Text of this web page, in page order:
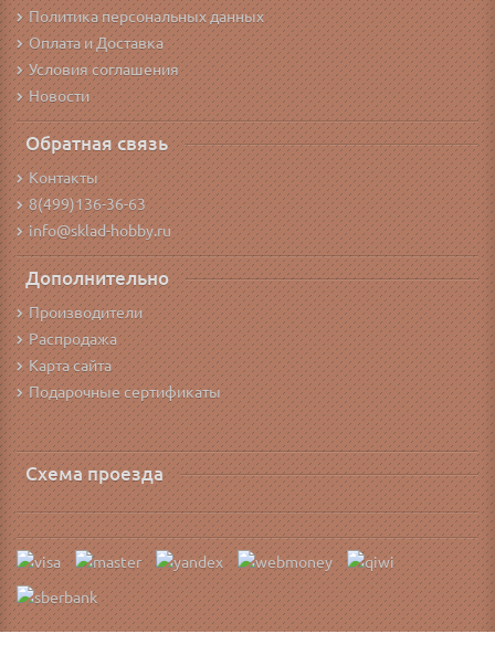
Политика персональных данных
Оплата и Доставка
Условия соглашения
Новости
Обратная связь
Контакты
8(499)136-36-63
info@sklad-hobby.ru
Дополнительно
Производители
Распродажа
Карта сайта
Подарочные сертификаты
Схема проезда